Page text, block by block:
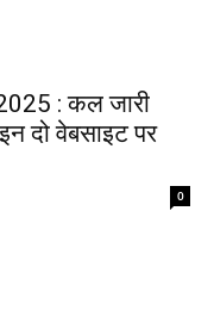
: कल जारी
दो वेबसाइट पर
0